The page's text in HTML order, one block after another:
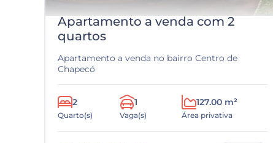
Apartamento a venda com 2
quartos
Apartamento a venda no bairro Centro de
Chapecó
2
Quarto(s)
1
Vaga(s)
127.00 m²
Área privativa